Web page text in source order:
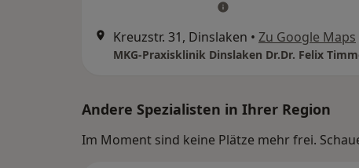
Kreuzstr. 31, Dinslaken • Zu Google Maps
Andere Spezialisten in Ihrer Region
Im Moment sind keine Plätze mehr frei.